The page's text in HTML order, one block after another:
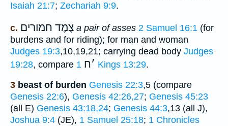
Isaiah 21:7; Zechariah 9:9.
c. צֶמֶד חמורים a pair of asses 2 Samuel 16:1 (for
burdens and for riding); for man and woman
Judges 19:3,10,19,21; carrying dead body Judges
19:28, compare ׳ח 1 Kings 13:29.
3 beast of burden Genesis 22:3,5 (compare
Genesis 22:6), Genesis 42:26,27; Genesis 45:23
(all E) Genesis 43:18,24; Genesis 44:3,13 (all J),
Joshua 9:4 (JE), 1 Samuel 25:18; 1 Chronicles